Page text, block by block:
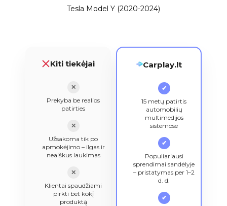
Tesla Model Y (2020-2024)
Kiti tiekėjai
✕
Prekyba be realios
patirties
✕
Užsakoma tik po
apmokėjimo – ilgas ir
neaiškus laukimas
✕
Klientai spaudžiami
pirkti bet kokį
produktą
Carplay.lt
✔
15 metų patirtis
automobilių
multimedijos
sistemose
✔
Populiariausi
sprendimai sandėlyje
– pristatymas per 1–2
d. d.
✔